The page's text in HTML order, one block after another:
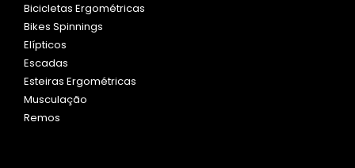
Bicicletas Ergométricas
Bikes Spinnings
Elípticos
Escadas
Esteiras Ergométricas
Musculação
Remos